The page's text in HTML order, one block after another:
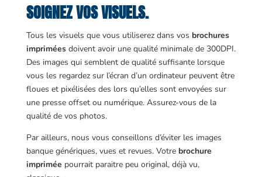
SOIGNEZ VOS VISUELS.
Tous les visuels que vous utiliserez dans vos brochures
impriméesdoivent avoir une qualité minimale de 300DPI.
Des images qui semblent de qualité suffisante lorsque
vous les regardez sur l’écran d’un ordinateur peuvent être
floues et pixélisées des lors qu’elles sont envoyées sur
une presse offset ou numérique. Assurez-vous de la
qualité de vos photos.
Par ailleurs, nous vous conseillons d’éviter les images
banque génériques, vues et revues. Votre brochure
imprimée pourrait paraitre peu original, déjà vu,